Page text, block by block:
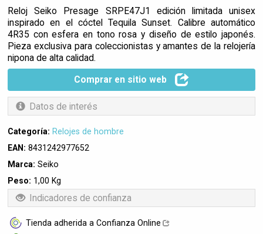
Reloj Seiko Presage SRPE47J1 edición limitada unisex
inspirado en el cóctel Tequila Sunset. Calibre automático
4R35 con esfera en tono rosa y diseño de estilo japonés.
Pieza exclusiva para coleccionistas y amantes de la relojería
nipona de alta calidad.
Comprar en sitio web
Datos de interés
Categoría: Relojes de hombre
EAN: 8431242977652
Marca: Seiko
Peso: 1,00 Kg
Indicadores de confianza
Tienda adherida a Confianza Online